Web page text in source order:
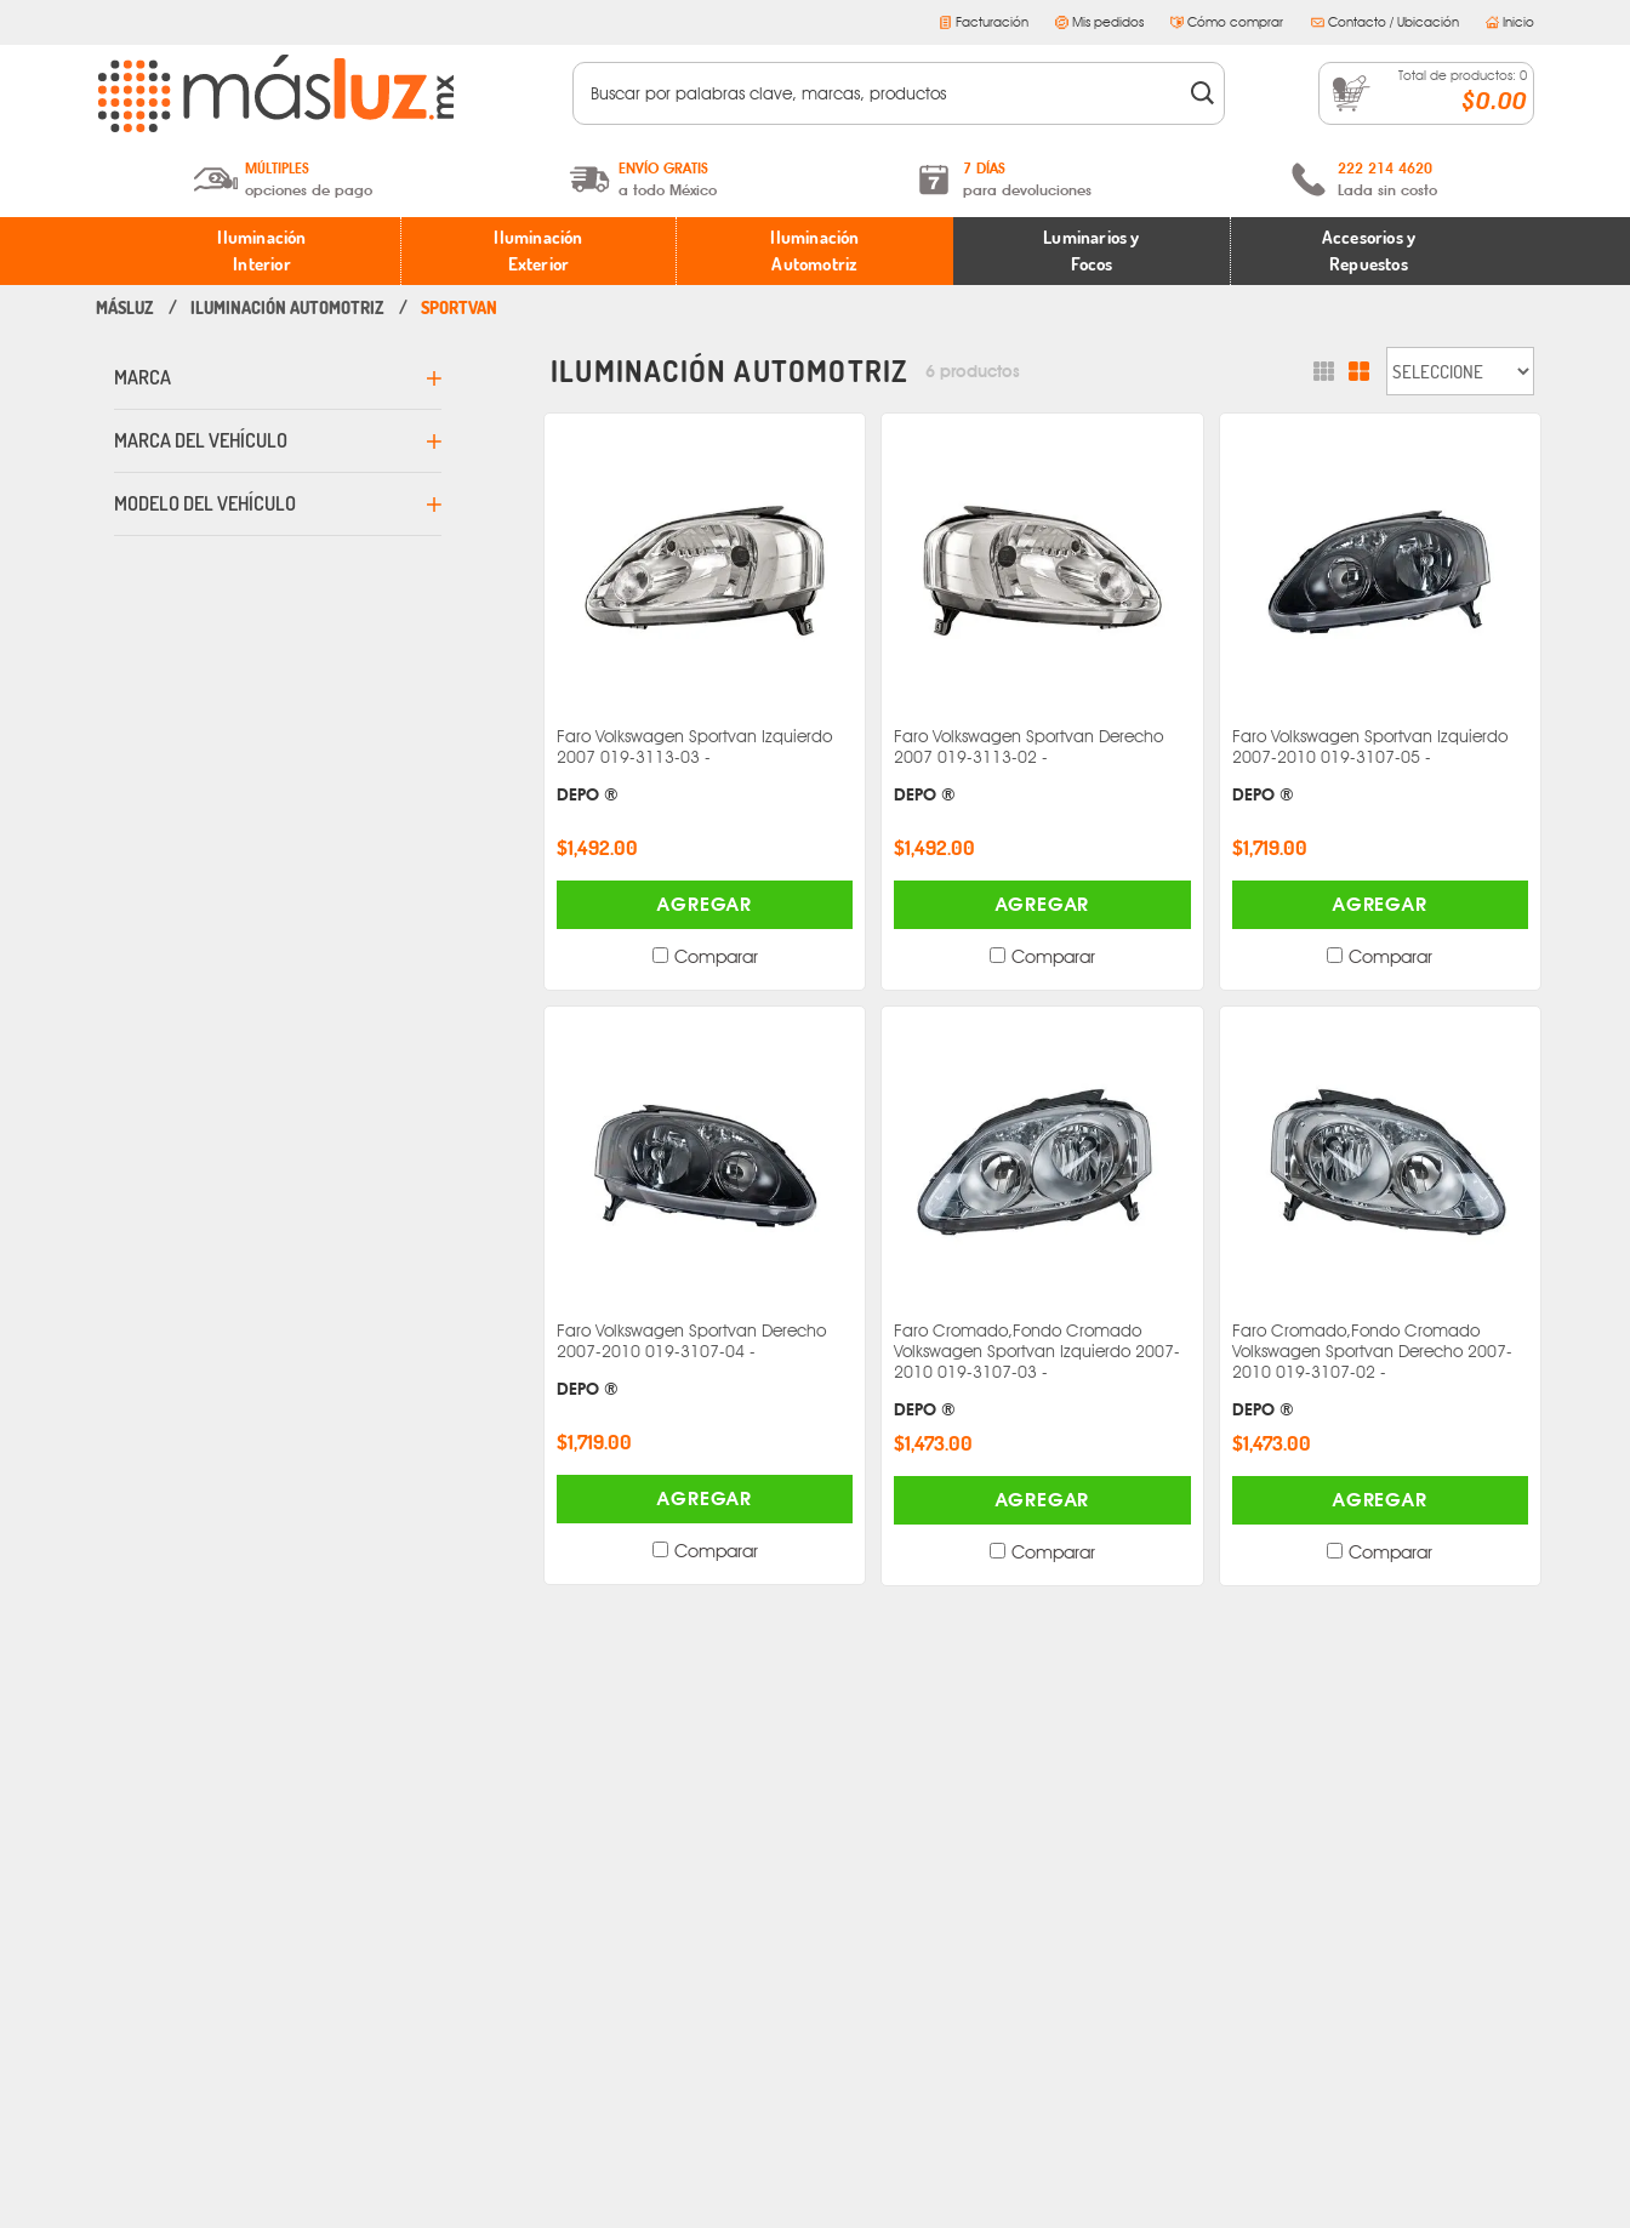
Facturación Mis pedidos Cómo comprar Contacto / Ubicación Inicio
Total de productos: 0
$0.00
MÚLTIPLES
opciones de pago
Depósito en efectivo o Cheque y
Transferencia.
ENVÍO GRATIS
a todo México
A partir de $599 MXN.
* Aplican restricciones
7 DÍAS
para devoluciones
Términos y condiciones
Políticas de devoluciones
222 214 4620
Lada sin costo
Iluminación
Interior
Iluminación
Exterior
Iluminación
Automotriz
Luminarios y
Focos
Accesorios y
Repuestos
ILUMINACIÓN AUTOMOTRIZ SPORTVAN
MARCA
MARCA DEL VEHÍCULO
MODELO DEL VEHÍCULO
ILUMINACIÓN AUTOMOTRIZ 6 productos
Faro Volkswagen Sportvan Izquierdo
2007 019-3113-03 -
DEPO ®
$1,492.00
AGREGAR
Comparar
Faro Volkswagen Sportvan Derecho
2007 019-3113-02 -
DEPO ®
$1,492.00
AGREGAR
Comparar
Faro Volkswagen Sportvan Izquierdo
2007-2010 019-3107-05 -
DEPO ®
$1,719.00
AGREGAR
Comparar
Faro Volkswagen Sportvan Derecho
2007-2010 019-3107-04 -
DEPO ®
$1,719.00
AGREGAR
Comparar
Faro Cromado,Fondo Cromado
Volkswagen Sportvan Izquierdo 2007-
2010 019-3107-03 -
DEPO ®
$1,473.00
AGREGAR
Comparar
Faro Cromado,Fondo Cromado
Volkswagen Sportvan Derecho 2007-
2010 019-3107-02 -
DEPO ®
$1,473.00
AGREGAR
Comparar